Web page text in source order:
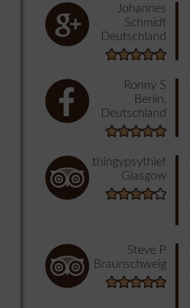
Johannes
Schmidt
Deutschland
Ronny S
Berlin,
Deutschland
thingypsythief
Glasgow
Steve P
Braunschweig